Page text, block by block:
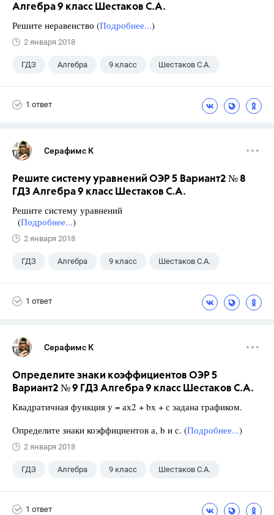
Алгебра 9 класс Шестаков С.А.
Решите неравенство (Подробнее...)
2 января 2018
ГДЗ Алгебра 9 класс Шестаков С.А.
1 ответ
Серафимс К
Решите систему уравнений ОЭР 5 Вариант2 № 8
ГДЗ Алгебра 9 класс Шестаков С.А.
Решите систему уравнений
(Подробнее...)
2 января 2018
ГДЗ Алгебра 9 класс Шестаков С.А.
1 ответ
Серафимс К
Определите знаки коэффициентов ОЭР 5
Вариант2 № 9 ГДЗ Алгебра 9 класс Шестаков С.А.
Квадратичная функция у = ах2 + bх + с задана графиком.
Определите знаки коэффициентов а, b и с. (Подробнее...)
2 января 2018
ГДЗ Алгебра 9 класс Шестаков С.А.
1 ответ